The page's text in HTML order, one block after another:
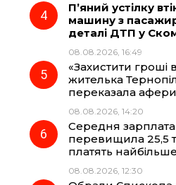
П’яний устілку
машину з
деталі ДТП у
08.08.2026, 16:49
«Захистити гроші
жителька
переказала
08.08.2026, 14:20
Середня
перевищила 25,5
платять найбільше
08.08.2026, 12:30